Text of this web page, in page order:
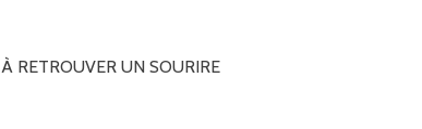
À RETROUVER UN SOURIRE